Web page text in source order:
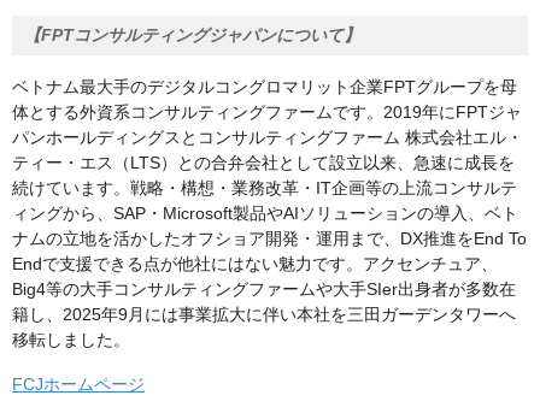
【FPTコンサルティングジャパンについて】
ベトナム最大手のデジタルコングロマリット企業FPTグループを母
体とする外資系コンサルティングファームです。2019年にFPTジャ
パンホールディングスとコンサルティングファーム 株式会社エル・
ティー・エス（LTS）との合弁会社として設立以来、急速に成長を
続けています。戦略・構想・業務改革・IT企画等の上流コンサルテ
ィングから、SAP・Microsoft製品やAIソリューションの導入、ベト
ナムの立地を活かしたオフショア開発・運用まで、DX推進をEnd To
Endで支援できる点が他社にはない魅力です。アクセンチュア、
Big4等の大手コンサルティングファームや大手SIer出身者が多数在
籍し、2025年9月には事業拡大に伴い本社を三田ガーデンタワーへ
移転しました。
FCJホームページ